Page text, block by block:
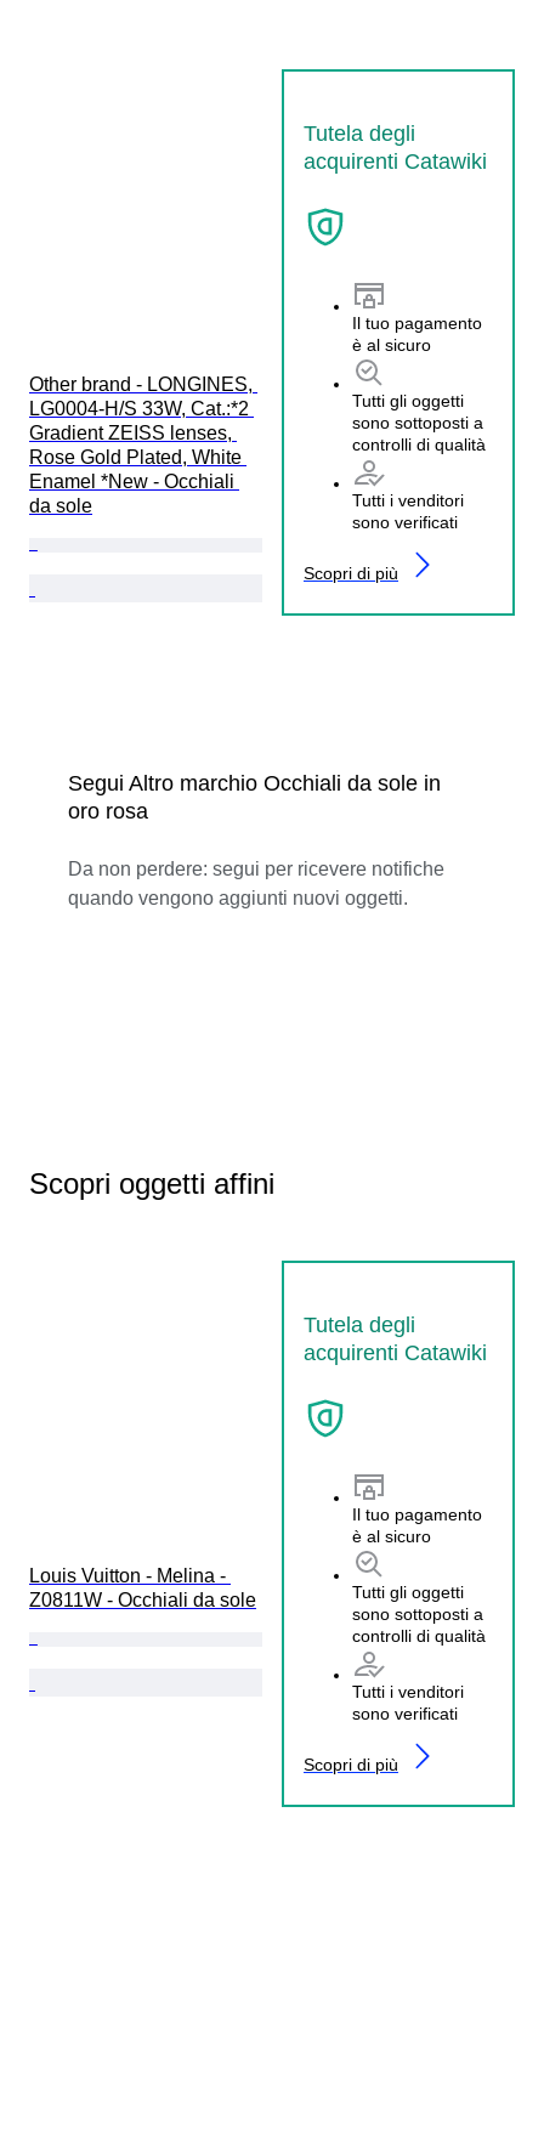
Other brand - LONGINES,
LG0004-H/S 33W, Cat.:*2
Gradient ZEISS lenses,
Rose Gold Plated, White
Enamel *New - Occhiali
da sole
Tutela degli
acquirenti Catawiki
Il tuo pagamento
è al sicuro
Tutti gli oggetti
sono sottoposti a
controlli di qualità
Tutti i venditori
sono verificati
Scopri di più
Segui Altro marchio Occhiali da sole in
oro rosa
Da non perdere: segui per ricevere notifiche
quando vengono aggiunti nuovi oggetti.
Scopri oggetti affini
Tutela degli
acquirenti Catawiki
Il tuo pagamento
è al sicuro
Tutti gli oggetti
sono sottoposti a
controlli di qualità
Tutti i venditori
sono verificati
Scopri di più
Louis Vuitton - Melina -
Z0811W - Occhiali da sole